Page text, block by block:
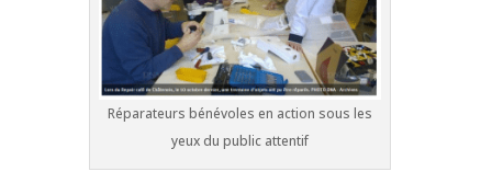
Réparateurs bénévoles en action sous les
yeux du public attentif